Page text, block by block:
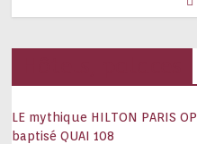
LE mythique HILTON PARIS
baptisé QUAI 108